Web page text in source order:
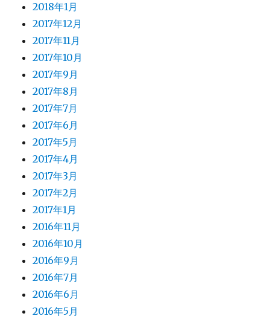
2018年1月
2017年12月
2017年11月
2017年10月
2017年9月
2017年8月
2017年7月
2017年6月
2017年5月
2017年4月
2017年3月
2017年2月
2017年1月
2016年11月
2016年10月
2016年9月
2016年7月
2016年6月
2016年5月